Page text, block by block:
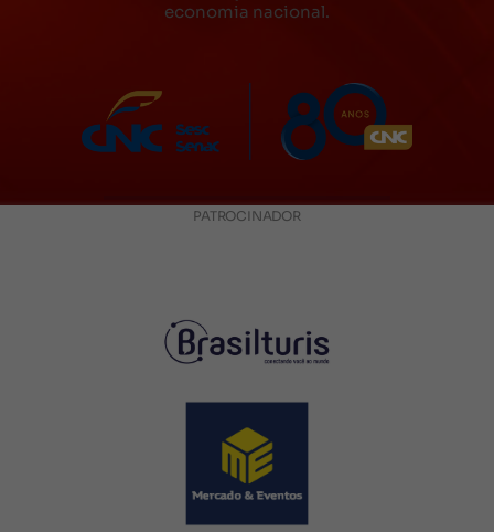
economia nacional.
PATROCINADOR